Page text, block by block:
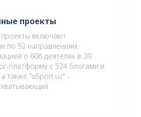
проекты
включают
по 92 направлениям,
о 606 деятелях в 39
платформу с 524 блогами и
также "uSport.uz" -